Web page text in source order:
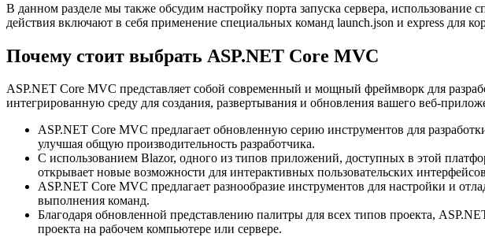
В данном разделе мы также обсудим настройку порта запуска сервера,
действия включают в себя применение специальных команд launch.json и express для
Почему стоит выбрать ASP.NET Core MVC
ASP.NET Core MVC представляет собой современный и мощный фреймворк для
интегрированную среду для создания, развертывания и обновления вашего веб-
ASP.NET Core MVC предлагает обновленную серию инструментов для
улучшая общую производительность разработчика.
С использованием Blazor, одного из типов приложений, доступных в этой
открывает новые возможности для интерактивных пользовательских
ASP.NET Core MVC предлагает разнообразие инструментов для настройки и
выполнения команд.
Благодаря обновленной представлению палитры для всех типов проекта,
проекта на рабочем компьютере или сервере.